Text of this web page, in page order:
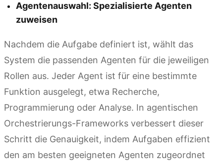
Agentenauswahl: Spezialisierte Agenten
zuweisen
Nachdem die Aufgabe definiert ist, wählt das
System die passenden Agenten für die jeweiligen
Rollen aus. Jeder Agent ist für eine bestimmte
Funktion ausgelegt, etwa Recherche,
Programmierung oder Analyse. In agentischen
Orchestrierungs-Frameworks verbessert dieser
Schritt die Genauigkeit, indem Aufgaben effizient
den am besten geeigneten Agenten zugeordnet